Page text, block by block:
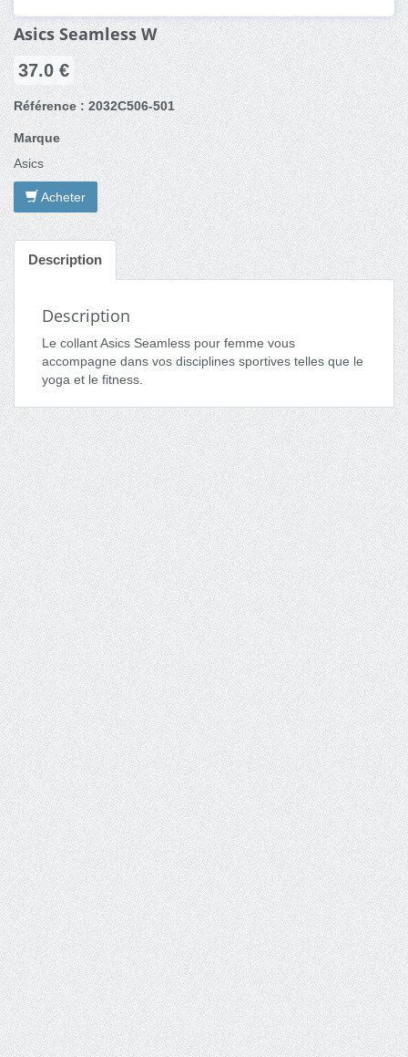
Asics Seamless W
37.0 €
Référence : 2032C506-501
Marque
Asics
Acheter
Description
Description
Le collant Asics Seamless pour femme vous
accompagne dans vos disciplines sportives telles que le
yoga et le fitness.